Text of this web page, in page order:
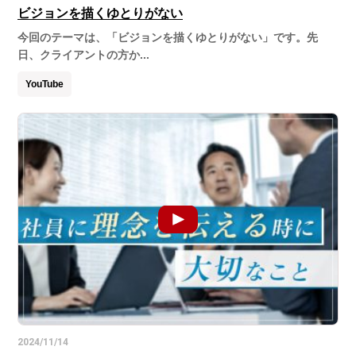
ビジョンを描くゆとりがない
今回のテーマは、「ビジョンを描くゆとりがない」です。先
日、クライアントの方か...
YouTube
2024/11/14